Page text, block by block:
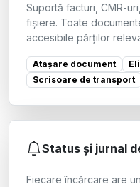
Suportă facturi, CMR-
fișiere. Toate
accesibile părților
Atașare document
Scrisoare de transport
Status și jurnal
Fiecare încărcare are